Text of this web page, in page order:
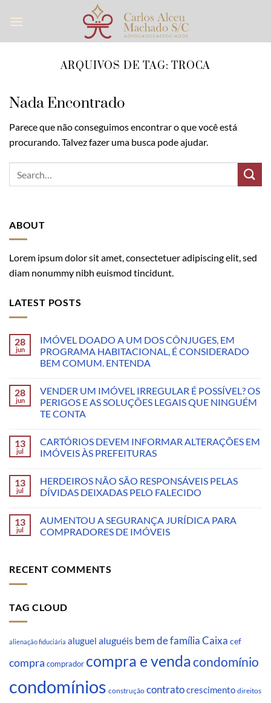
ARQUIVOS DE TAG:TROCA
Nada Encontrado
Parece que não conseguimos encontrar o que você está
procurando. Talvez fazer uma busca pode ajudar.
ABOUT
Lorem ipsum dolor sit amet, consectetuer adipiscing elit, sed
diam nonummy nibh euismod tincidunt.
LATEST POSTS
28
jun
IMÓVEL DOADO A UM DOS CÔNJUGES, EM
PROGRAMA HABITACIONAL, É CONSIDERADO
BEM COMUM. ENTENDA
28
jun
VENDER UM IMÓVEL IRREGULAR É POSSÍVEL? OS
PERIGOS E AS SOLUÇÕES LEGAIS QUE NINGUÉM
TE CONTA
13
jul
CARTÓRIOS DEVEM INFORMAR ALTERAÇÕES EM
IMÓVEIS ÀS PREFEITURAS
13
jul
HERDEIROS NÃO SÃO RESPONSÁVEIS PELAS
DÍVIDAS DEIXADAS PELO FALECIDO
13
jul
AUMENTOU A SEGURANÇA JURÍDICA PARA
COMPRADORES DE IMÓVEIS
RECENT COMMENTS
TAG CLOUD
alienação fiduciária aluguel aluguéis bem de família Caixa cef
compra comprador compra e vendacondomínio
condomínios construção contratocrescimento direitos